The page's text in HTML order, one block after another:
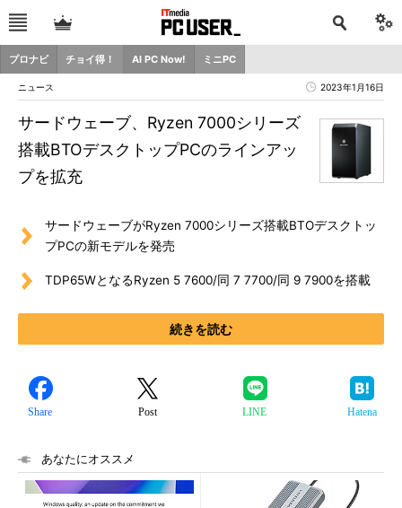
プロナビ チョイ得！ AI PC Now! ミニPC
ニュース 2023年1月16日
サードウェーブ、Ryzen 7000シリーズ
搭載BTOデスクトップPCのラインアッ
プを拡充
サードウェーブがRyzen 7000シリーズ搭載BTOデスクトッ
プPCの新モデルを発売
TDP65WとなるRyzen 5 7600/同 7 7700/同 9 7900を搭載
続きを読む
Share Post LINE Hatena
あなたにオススメ